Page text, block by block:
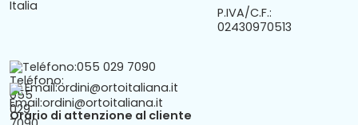
P.IVA/C.F.:
02430970513
Teléfono:055 029 7090
Email:ordini@ortoitaliana.it
Orario di attenzione al cliente